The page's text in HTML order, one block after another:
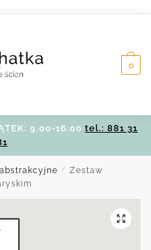
0
9.00-16.00 tel.: 881 31
/ Zestaw